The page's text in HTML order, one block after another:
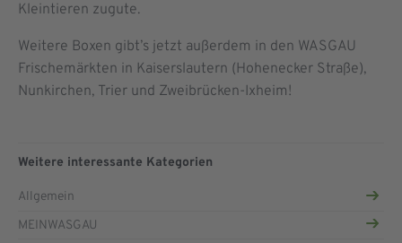
Kleintieren zugute.
Weitere Boxen gibt’s jetzt außerdem in den WASGAU
Frischemärkten in Kaiserslautern (Hohenecker Straße),
Nunkirchen, Trier und Zweibrücken-Ixheim!
Weitere interessante Kategorien
Allgemein
MEINWASGAU